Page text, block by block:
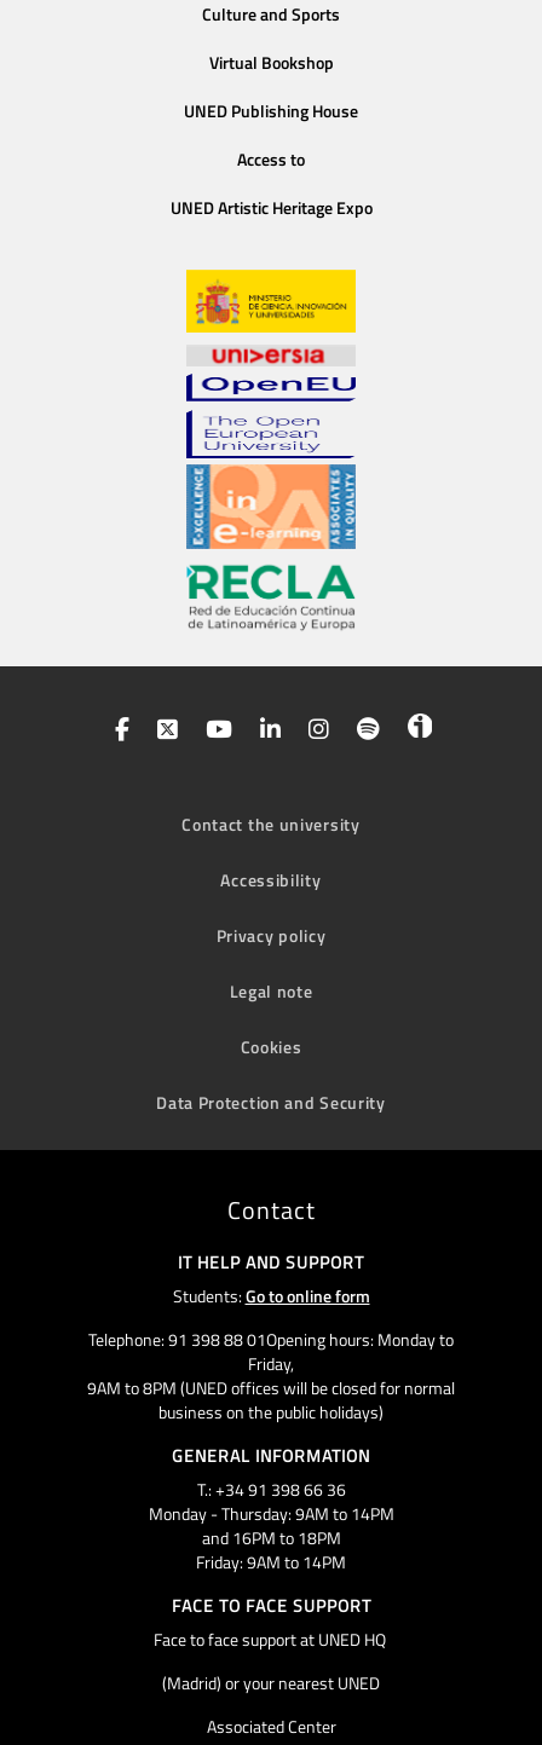
Culture and Sports
Virtual Bookshop
UNED Publishing House
Access to
UNED Artistic Heritage Expo
Contact the university
Accessibility
Privacy policy
Legal note
Cookies
Data Protection and Security
Contact
IT HELP AND SUPPORT
Students:Go to online form
Telephone: 91 398 88 01Opening hours: Monday to
Friday,
9AM to 8PM (UNED offices will be closed for normal
business on the public holidays)
GENERAL INFORMATION
T.: +34 91 398 66 36
Monday - Thursday: 9AM to 14PM
and 16PM to 18PM
Friday: 9AM to 14PM
FACE TO FACE SUPPORT
Face to face support at UNED HQ
(Madrid) or your nearest UNED
Associated Center